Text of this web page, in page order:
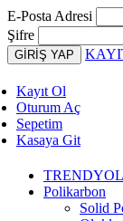
E-Posta Adresi
Şifre
Kayıt Ol
Oturum Aç
Sepetim
Kasaya Git
Polikarbon
Solid